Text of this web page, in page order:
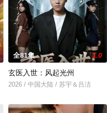
全81集 1.0
玄医入世：风起光州
2026 / 中国大陆 / 苏宇＆吕洁